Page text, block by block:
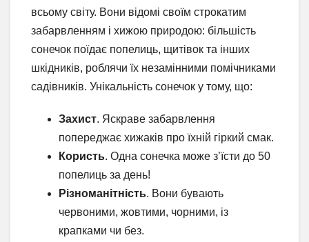
всьому світу. Вони відомі своїм строкатим
забарвленням і хижою природою: більшість
сонечок поїдає попелиць, щитівок та інших
шкідників, роблячи їх незамінними помічниками
садівників. Унікальність сонечок у тому, що:
Захист. Яскраве забарвлення
попереджає хижаків про їхній гіркий смак.
Користь. Одна сонечка може з’їсти до 50
попелиць за день!
Різноманітність. Вони бувають
червоними, жовтими, чорними, із
крапками чи без.